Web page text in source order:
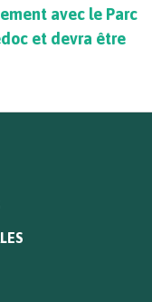
avec le Parc
et devra être